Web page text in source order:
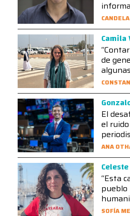
Camila
de
El
el
ANA
“Esta
pueblo
SOFÍA